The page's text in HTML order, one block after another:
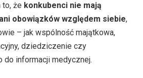
to, że konkubenci nie mają
obowiązków względem siebie,
– jak wspólność majątkowa,
dziedziczenie czy
do informacji medycznej.